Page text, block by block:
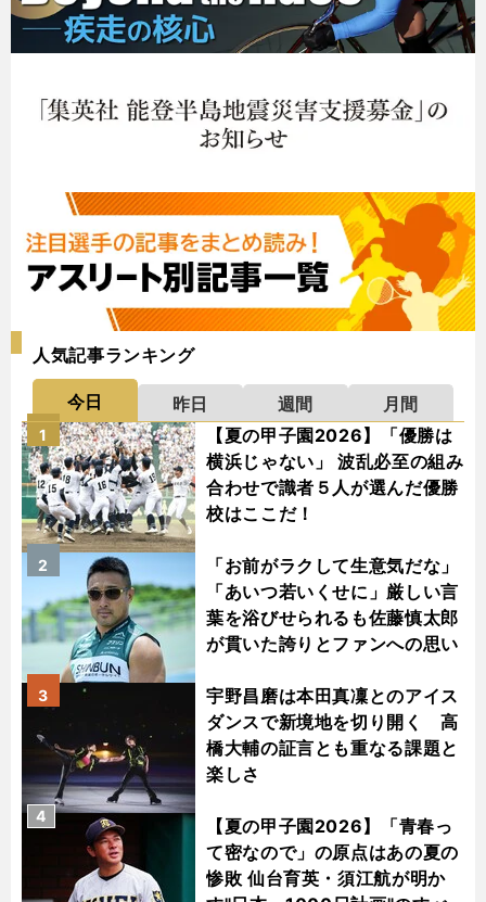
人気記事ランキング
今日 昨日 週間
月間
【夏の甲子園2026】「優勝は
横浜じゃない」 波乱必至の組み
合わせで識者５人が選んだ優勝
校はここだ！
1
「お前がラクして生意気だな」
「あいつ若いくせに」厳しい言
葉を浴びせられるも佐藤慎太郎
が貫いた誇りとファンへの思い
2
宇野昌磨は本田真凜とのアイス
ダンスで新境地を切り開く 高
橋大輔の証言とも重なる課題と
楽しさ
3
【夏の甲子園2026】「青春っ
て密なので」の原点はあの夏の
惨敗 仙台育英・須江航が明か
4